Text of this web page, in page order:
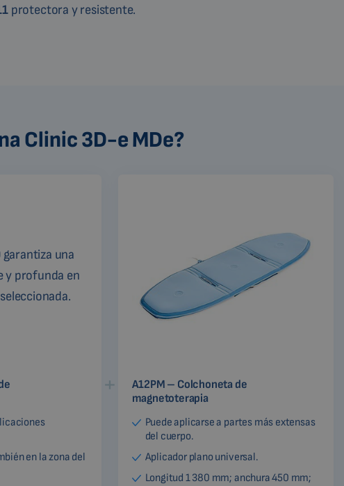
protectora y resistente.
Clinic 3D-e MDe?
en la zona del
A12PM – Colchoneta de
magnetoterapia
Puede aplicarse a partes más extensas
del cuerpo.
Aplicador plano universal.
Longitud 1 380 mm; anchura 450 mm;